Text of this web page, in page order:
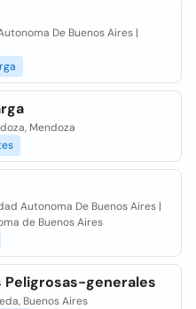
De Buenos Aires |
Mendoza
Autonoma De Buenos Aires |
de Buenos Aires
Peligrosas-generales
Buenos Aires